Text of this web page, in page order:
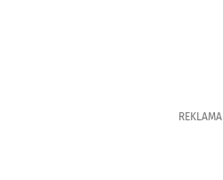
REKLAMA